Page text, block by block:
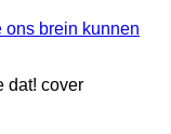
ons brein kunnen